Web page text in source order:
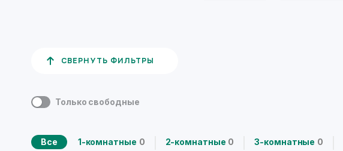
СВЕРНУТЬ ФИЛЬТРЫ
Только свободные
Все 1-комнатные 0 2-комнатные 0 3-комнатные 0